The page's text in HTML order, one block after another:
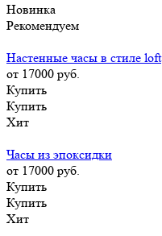
Новинка
Рекомендуем
Настенные часы в стиле loft
от 17000 руб.
Купить
Купить
Хит
Часы из эпоксидки
от 17000 руб.
Купить
Купить
Хит